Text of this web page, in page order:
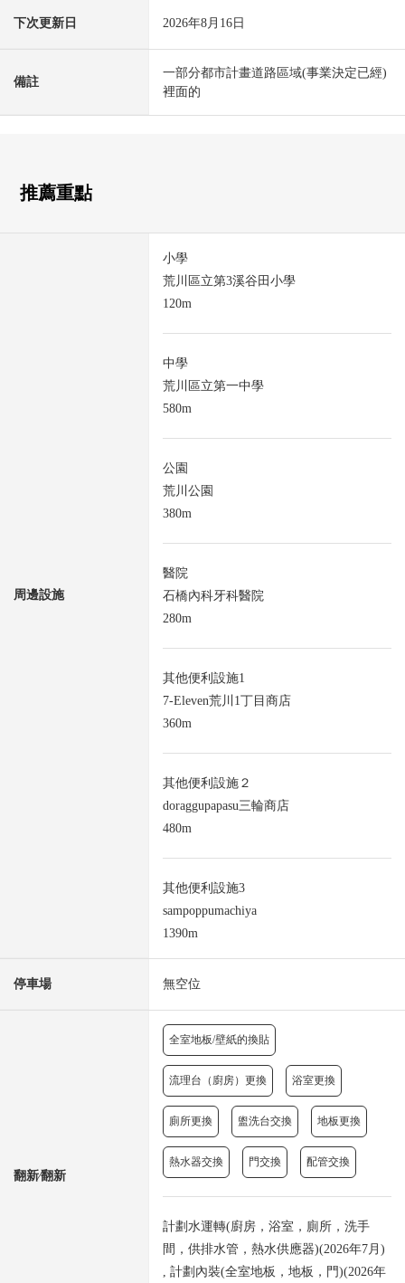
下次更新日 2026年8月16日
備註
一部分都市計畫道路區域(事業決定已經)
裡面的
推薦重點
周邊設施
小學
荒川區立第3溪谷田小學
120m
中學
荒川區立第一中學
580m
公園
荒川公園
380m
醫院
石橋內科牙科醫院
280m
其他便利設施1
7-Eleven荒川1丁目商店
360m
其他便利設施２
doraggupapasu三輪商店
480m
其他便利設施3
sampoppumachiya
1390m
停車場 無空位
翻新⁄翻新
全室地板/壁紙的換貼
流理台（廚房）更換 浴室更換
廁所更換 盥洗台交換 地板更換
熱水器交換 門交換 配管交換
計劃水運轉(廚房，浴室，廁所，洗手
間，供排水管，熱水供應器)(2026年7月)
, 計劃內裝(全室地板，地板，門)(2026年